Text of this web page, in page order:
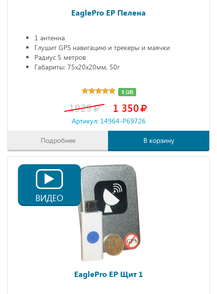
EaglePro EP Пелена
1 антенна
Глушит GPS навигацию и трекеры и маячки
Радиус 5 метров
Габариты: 75х20х20мм, 50г
5 (18)
1929 1 350
Артикул: 14964-P69726
Подробнее В корзину
ВИДЕО
EaglePro EP Щит 1